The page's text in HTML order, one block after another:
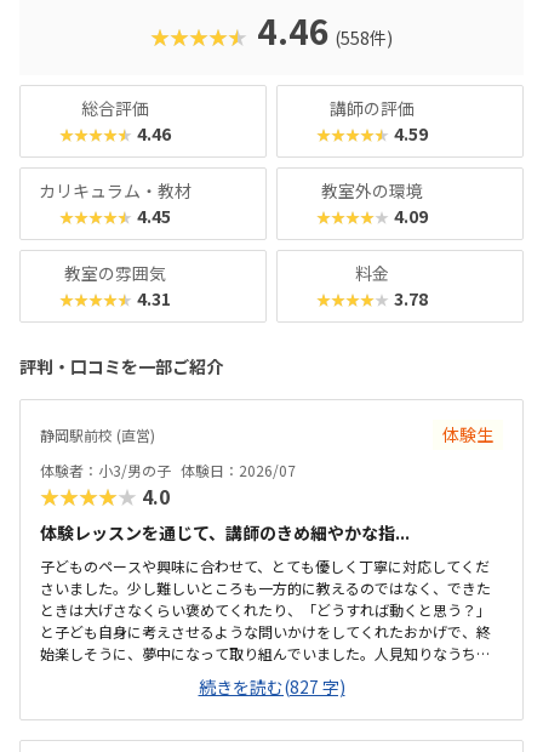
学びを通して、子どもたちは未来を生き抜くための土台をし
っかりと築くことができます。ここでは、デジタネプログラ
やすくご紹介していきますね。
★★★★★ 4.46 (558件)
総合評価
★★★★★ 4.46
講師の評価
★★★★★ 4.59
カリキュラム・教材
★★★★★ 4.45
教室外の環境
★★★★★ 4.09
教室の雰囲気
★★★★★ 4.31
料金
★★★★★ 3.78
評判・口コミを一部ご紹介
静岡駅前校 (直営) 体験生
体験者：小3/男の子 体験日：2026/07
★★★★★ 4.0
体験レッスンを通じて、講師のきめ細やかな指...
子どものペースや興味に合わせて、とても優しく丁寧に対応してくだ
さいました。少し難しいところも一方的に教えるのではなく、できた
ときは大げさなくらい褒めてくれたり、「どうすれば動くと思う？」
と子ども自身に考えさせるような問いかけをしてくれたおかげで、終
始楽しそうに、夢中になって取り組んでいました。人見知りなうちの
子もすぐに緊張がほぐれ、安心して楽しく学べたと感じています。子
どもが大好きなロブロックスの世界を舞台にしているため、最初から
最後まで高いモチベーションで取り組めていました。ただ遊ぶだけで
なく、ゲームを作るというプロセスを通じて、自然とプログラミング
続きを読む(827 字)